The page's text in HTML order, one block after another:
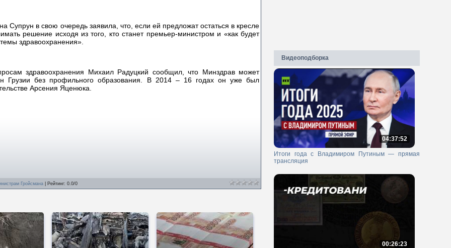
Супрун в свою очередь заявила, что, если ей предложат остаться в кресле
решение исходя из того, кто станет премьер-министром и «как будет
здравоохранения».
здравоохранения Михаил Радуцкий сообщил, что Минздрав может
Грузии без профильного образования. В 2014 – 16 годах он уже был
Арсения Яценюка.
Гройсмана Рейтинг: 0.0/0
Видеоподборка
04:37:52
Итоги года с Владимиром Путиным — прямая
трансляция
00:26:23